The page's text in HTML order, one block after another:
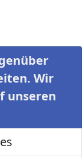
Wir
unseren